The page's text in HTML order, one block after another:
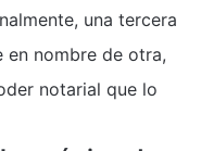
una tercera
en nombre de otra,
notarial que lo